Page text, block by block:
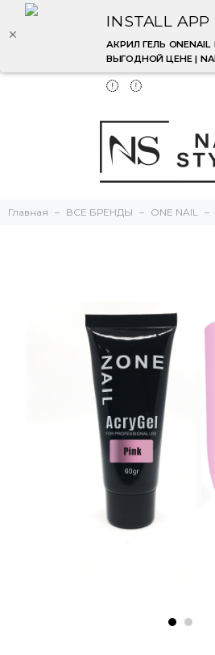
INSTALL APP
АКРИЛ ГЕЛЬ
ВЫГОДНОЙ ЦЕНЕ |
Главная ВСЕ БРЕНДЫ ONE NAIL